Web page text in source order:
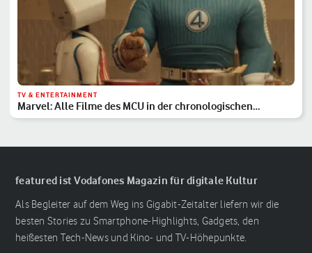
TV & ENTERTAINMENT
Marvel: Alle Filme des MCU in der chronologischen
Reihenfolge
featured ist Vodafones Magazin für digitale Kultur
Als Begleiter auf dem Weg ins Gigabit-Zeitalter liefern wir die
besten Stories zu Smartphone-Highlights, Gadgets, den
heißesten Tech-News und Kino- und TV-Höhepunkte.